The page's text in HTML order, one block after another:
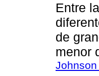
Entre
de
menor